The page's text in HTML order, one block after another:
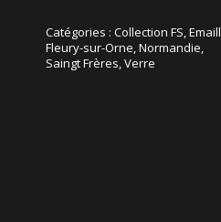
Catégories : Collection FS,
Fleury-sur-Orne,Normandie,
Saingt Frères,Verre